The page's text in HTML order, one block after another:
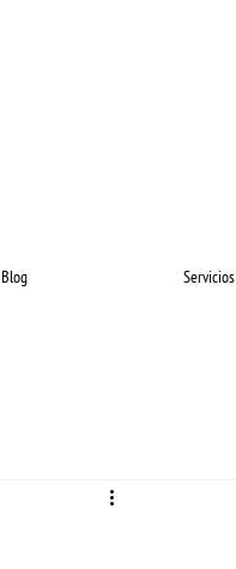
Blog Servicios